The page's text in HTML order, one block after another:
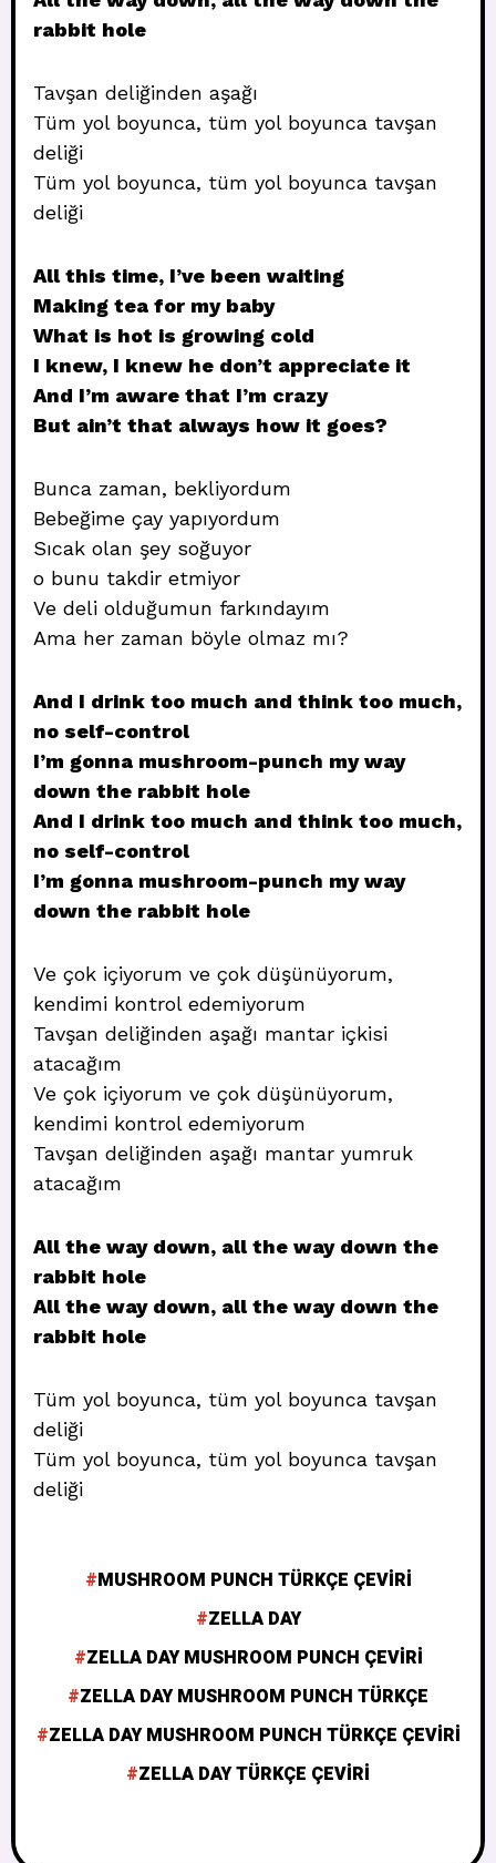
rabbit hole
Tavşan deliğinden aşağı
Tüm yol boyunca, tüm yol boyunca tavşan
deliği
Tüm yol boyunca, tüm yol boyunca tavşan
deliği
All this time, I’ve been waiting
Making tea for my baby
What is hot is growing cold
I knew, I knew he don’t appreciate it
And I’m aware that I’m crazy
But ain’t that always how it goes?
Bunca zaman, bekliyordum
Bebeğime çay yapıyordum
Sıcak olan şey soğuyor
o bunu takdir etmiyor
Ve deli olduğumun farkındayım
Ama her zaman böyle olmaz mı?
And I drink too much and think too much,
no self-control
I’m gonna mushroom-punch my way
down the rabbit hole
And I drink too much and think too much,
no self-control
I’m gonna mushroom-punch my way
down the rabbit hole
Ve çok içiyorum ve çok düşünüyorum,
kendimi kontrol edemiyorum
Tavşan deliğinden aşağı mantar içkisi
atacağım
Ve çok içiyorum ve çok düşünüyorum,
kendimi kontrol edemiyorum
Tavşan deliğinden aşağı mantar yumruk
atacağım
All the way down, all the way down the
rabbit hole
All the way down, all the way down the
rabbit hole
Tüm yol boyunca, tüm yol boyunca tavşan
deliği
Tüm yol boyunca, tüm yol boyunca tavşan
deliği
MUSHROOM PUNCH TÜRKÇE ÇEVIRI
ZELLA DAY
ZELLA DAY MUSHROOM PUNCH ÇEVIRI
ZELLA DAY MUSHROOM PUNCH TÜRKÇE
ZELLA DAY MUSHROOM PUNCH TÜRKÇE ÇEVIRI
ZELLA DAY TÜRKÇE ÇEVIRI